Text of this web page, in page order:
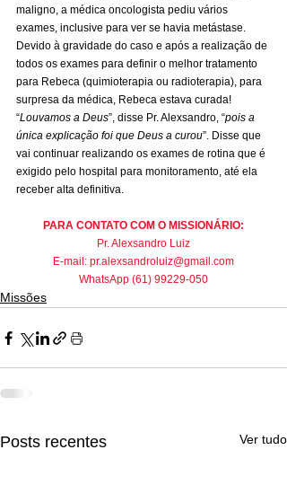
maligno, a médica oncologista pediu vários
exames, inclusive para ver se havia metástase.
Devido à gravidade do caso e após a realização de
todos os exames para definir o melhor tratamento
para Rebeca (quimioterapia ou radioterapia), para
surpresa da médica, Rebeca estava curada!
“Louvamos a Deus”, disse Pr. Alexsandro, “pois a
única explicação foi que Deus a curou”. Disse que
vai continuar realizando os exames de rotina que é
exigido pelo hospital para monitoramento, até ela
receber alta definitiva.
PARA CONTATO COM O MISSIONÁRIO:
Pr. Alexsandro Luiz
E-mail: pr.alexsandroluiz@gmail.com
WhatsApp (61) 99229-050
Missões
Posts recentes Ver tudo